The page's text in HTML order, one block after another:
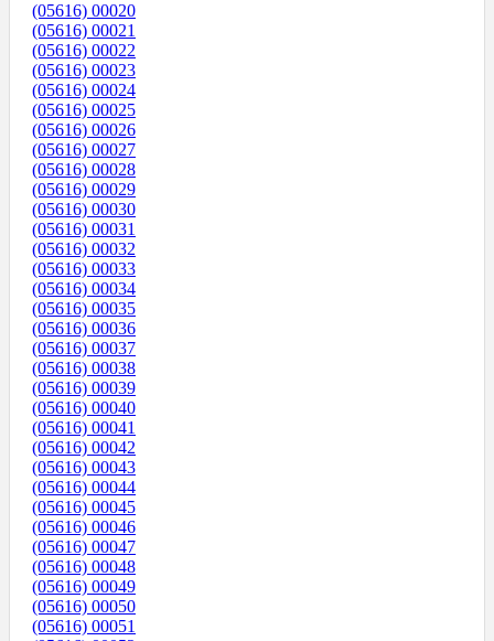
(05616) 00020
(05616) 00021
(05616) 00022
(05616) 00023
(05616) 00024
(05616) 00025
(05616) 00026
(05616) 00027
(05616) 00028
(05616) 00029
(05616) 00030
(05616) 00031
(05616) 00032
(05616) 00033
(05616) 00034
(05616) 00035
(05616) 00036
(05616) 00037
(05616) 00038
(05616) 00039
(05616) 00040
(05616) 00041
(05616) 00042
(05616) 00043
(05616) 00044
(05616) 00045
(05616) 00046
(05616) 00047
(05616) 00048
(05616) 00049
(05616) 00050
(05616) 00051